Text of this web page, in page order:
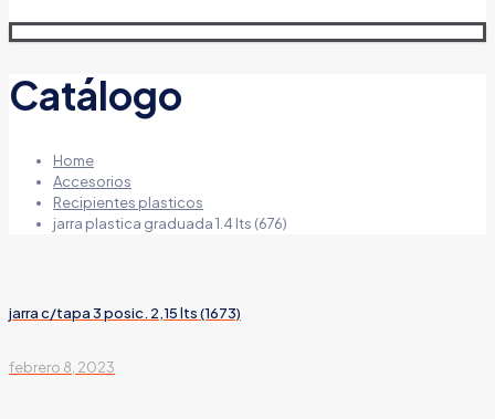
Catálogo
Home
Accesorios
Recipientes plasticos
jarra plastica graduada 1.4 lts (676)
jarra c/tapa 3 posic. 2,15 lts (1673)
febrero 8, 2023